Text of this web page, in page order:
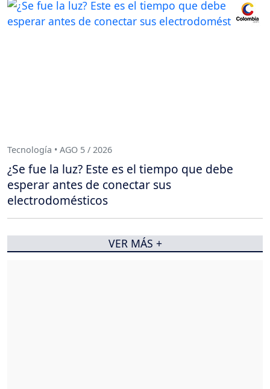
Tecnología • AGO 5 / 2026
¿Se fue la luz? Este es el tiempo que debe
esperar antes de conectar sus
electrodomésticos
VER MÁS +